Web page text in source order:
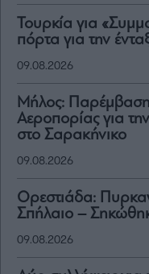
Τουρκία για
πόρτα για την
09.08.2026
Μήλος: Παρέμβαση
Αεροπορίας για
στο Σαρακήνικο
09.08.2026
Ορεστιάδα:
Σπήλαιο –
09.08.2026